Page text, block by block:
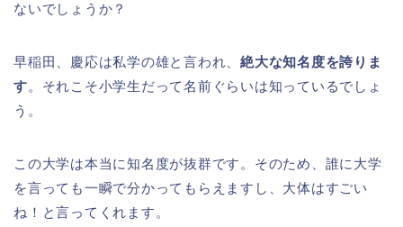
ないでしょうか？
早稲田、慶応は私学の雄と言われ、絶大な知名度を誇りま
す。それこそ小学生だって名前ぐらいは知っているでしょ
う。
この大学は本当に知名度が抜群です。そのため、誰に大学
を言っても一瞬で分かってもらえますし、大体はすごい
ね！と言ってくれます。